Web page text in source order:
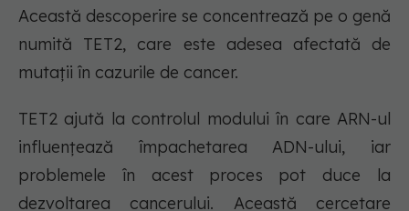
Această descoperire se concentrează pe o genă
numită TET2, care este adesea afectată de
mutații în cazurile de cancer.
TET2 ajută la controlul modului în care ARN-ul
influențează împachetarea ADN-ului, iar
problemele în acest proces pot duce la
dezvoltarea cancerului. Această cercetare